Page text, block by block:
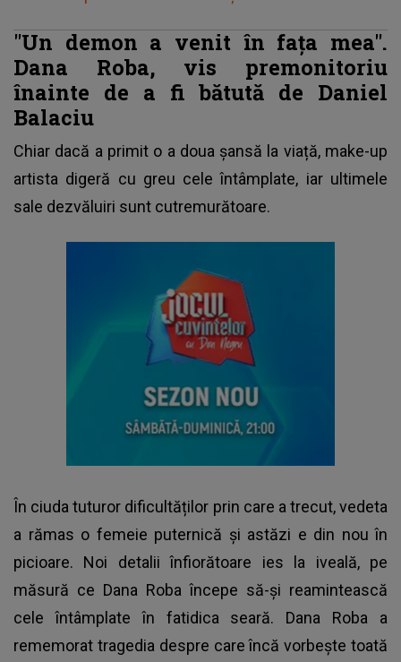
"Un demon a venit în fața mea".
Dana Roba, vis premonitoriu
înainte de a fi bătută de Daniel
Balaciu
Chiar dacă a primit o a doua șansă la viață, make-up
artista digeră cu greu cele întâmplate, iar ultimele
sale dezvăluiri sunt cutremurătoare.
În ciuda tuturor dificultăților prin care a trecut, vedeta
a rămas o femeie puternică și astăzi e din nou în
picioare. Noi detalii înfiorătoare ies la iveală, pe
măsură ce Dana Roba începe să-și reamintească
cele întâmplate în fatidica seară. Dana Roba a
rememorat tragedia despre care încă vorbește toată